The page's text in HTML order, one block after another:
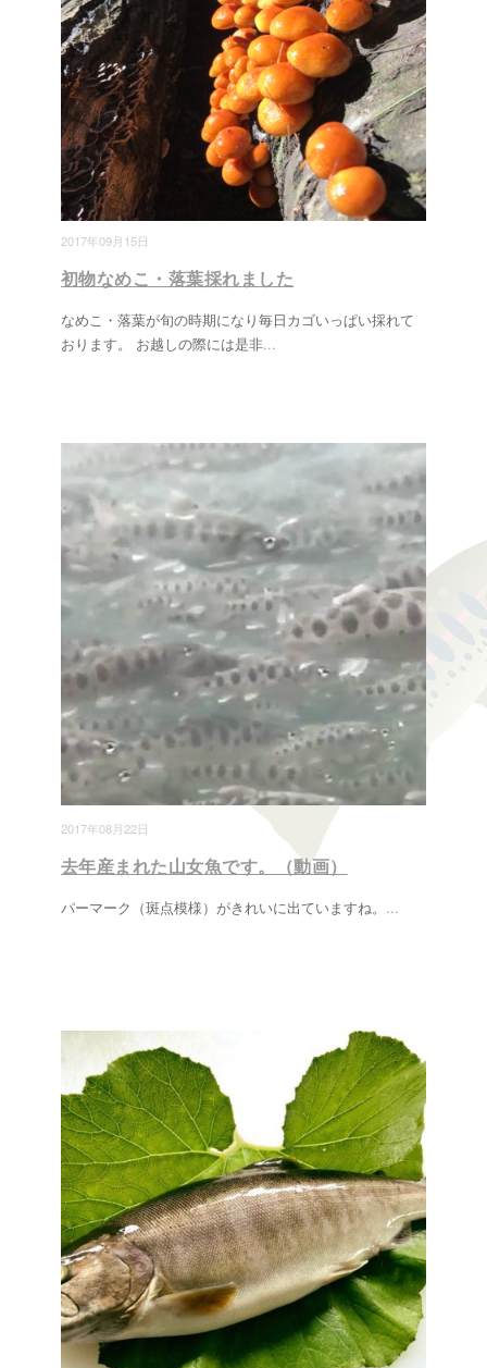
2017年09月15日
初物なめこ・落葉採れました
なめこ・落葉が旬の時期になり毎日カゴいっぱい採れて
おります。 お越しの際には是非...
2017年08月22日
去年産まれた山女魚です。（動画）
パーマーク（斑点模様）がきれいに出ていますね。 ...